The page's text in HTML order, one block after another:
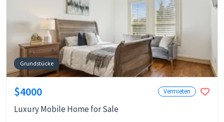
Grundstücke
$4000 Vermieten
Luxury Mobile Home for Sale